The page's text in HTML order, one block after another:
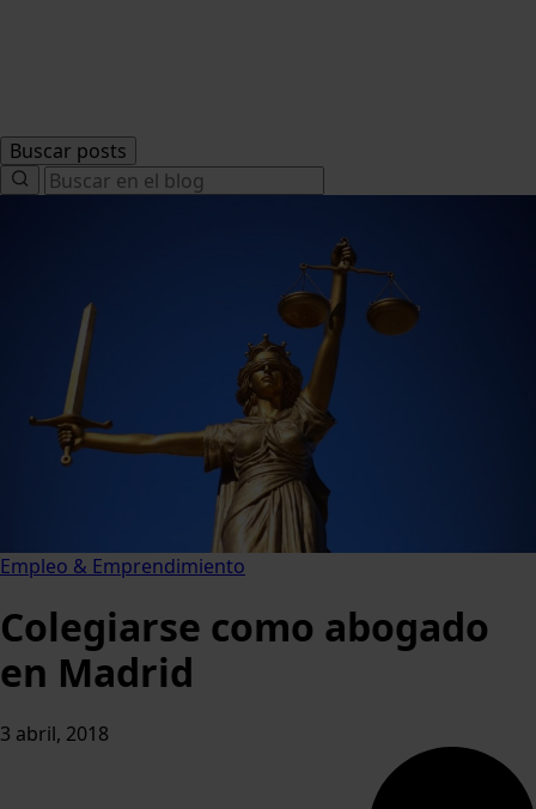
Buscar posts
Search
for:
Empleo & Emprendimiento
Colegiarse como abogado
en Madrid
3 abril, 2018